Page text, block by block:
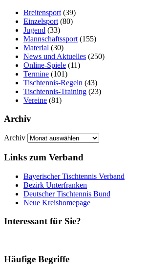
Breitensport (39)
Einzelsport (80)
Jugend (33)
Mannschaftssport (155)
Material (30)
News und Aktuelles (250)
Online-Spiele (11)
Termine (101)
Tischtennis-Regeln (43)
Tischtennis-Training (23)
Vereine (81)
Archiv
Archiv
Links zum Verband
Bayerischer Tischtennis Verband
Bezirk Unterfranken
Deutscher Tischtennis Bund
Neue Kreishomepage
Interessant für Sie?
Häufige Begriffe